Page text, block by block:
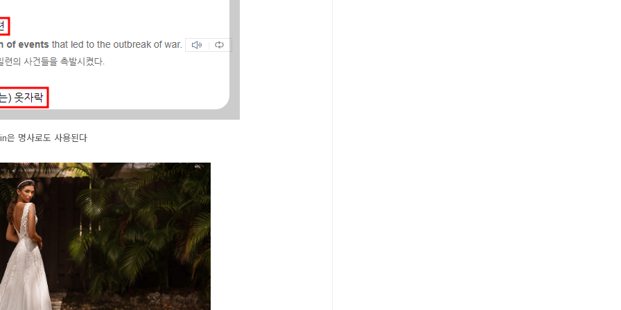
은 명사로도 사용된다